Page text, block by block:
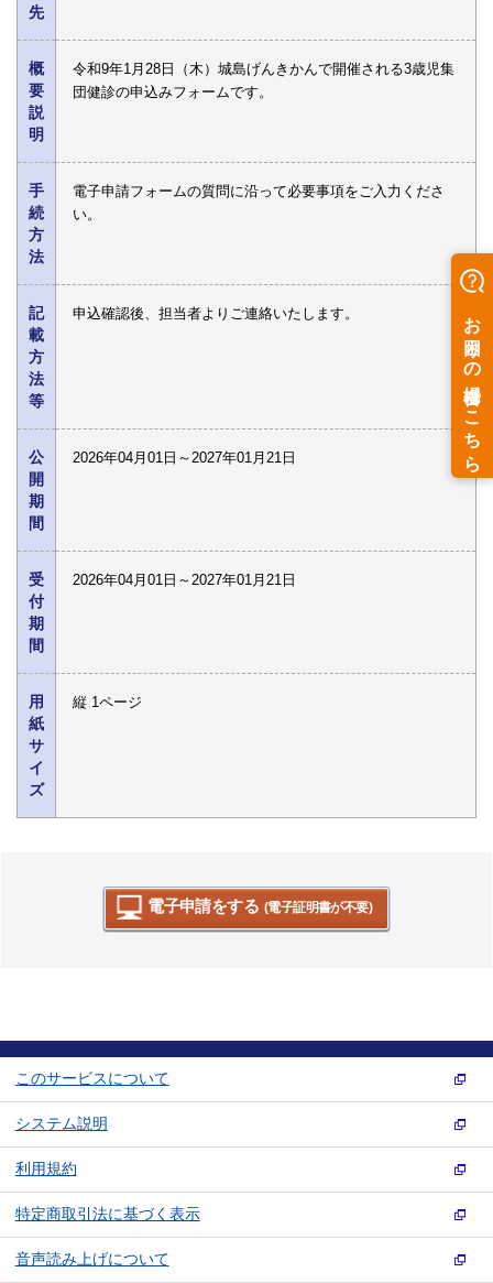
先
概
要
説
明
令和9年1月28日（木）城島げんきかんで開催される3歳児集
団健診の申込みフォームです。
手
続
方
法
電子申請フォームの質問に沿って必要事項をご入力くださ
い。
記
載
方
法
等
申込確認後、担当者よりご連絡いたします。
公
開
期
間
2026年04月01日～2027年01月21日
受
付
期
間
2026年04月01日～2027年01月21日
用
紙
サ
イ
ズ
縦 1ページ
電子申請をする (電子証明書が不要)
このサービスについて
システム説明
利用規約
特定商取引法に基づく表示
音声読み上げについて